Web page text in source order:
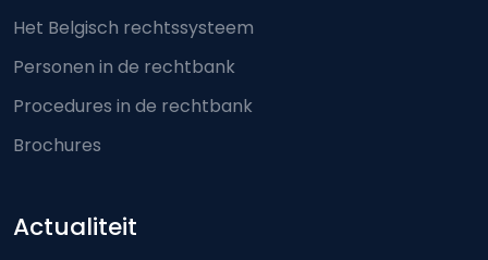
Het Belgisch rechtssysteem
Personen in de rechtbank
Procedures in de rechtbank
Brochures
Actualiteit